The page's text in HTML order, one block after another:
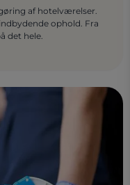
af hotelværelser.
ophold. Fra
det hele.